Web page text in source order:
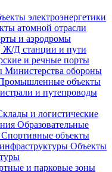
и логистические
Образовательные
Спортивные объекты
Объекты
и парковые зоны